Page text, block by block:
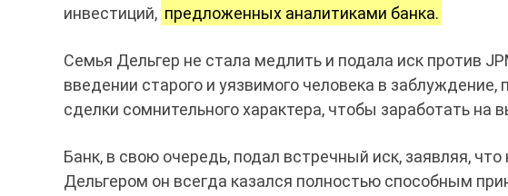
инвестиций, предложенных аналитиками банка.
Семья Дельгер не стала медлить и подала иск против
введении старого и уязвимого человека в заблуждение,
сделки сомнительного характера, чтобы заработать на
Банк, в свою очередь, подал встречный иск, заявляя, что
Дельгером он всегда казался полностью способным